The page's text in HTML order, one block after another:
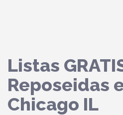
Listas
Reposeidas
Chicago IL